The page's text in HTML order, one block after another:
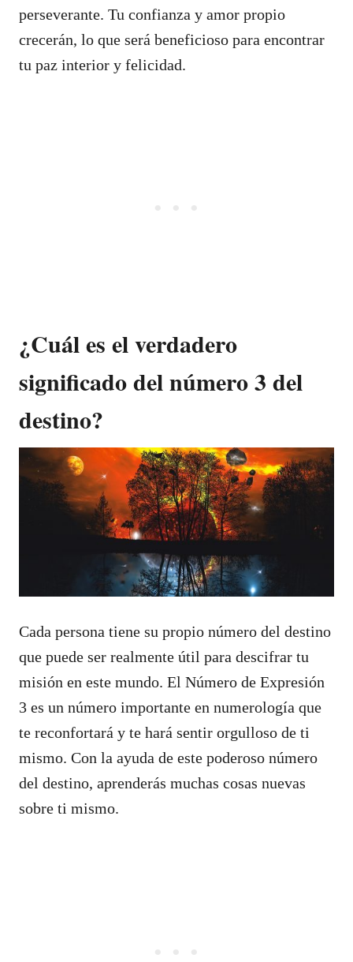
perseverante. Tu confianza y amor propio
crecerán, lo que será beneficioso para encontrar
tu paz interior y felicidad.
¿Cuál es el verdadero
significado del número 3 del
destino?
Cada persona tiene su propio número del destino
que puede ser realmente útil para descifrar tu
misión en este mundo. El Número de Expresión
3 es un número importante en numerología que
te reconfortará y te hará sentir orgulloso de ti
mismo. Con la ayuda de este poderoso número
del destino, aprenderás muchas cosas nuevas
sobre ti mismo.